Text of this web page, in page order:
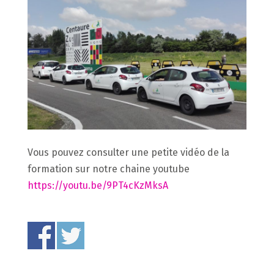
Vous pouvez consulter une petite vidéo de la
formation sur notre chaine youtube
https://youtu.be/9PT4cKzMksA